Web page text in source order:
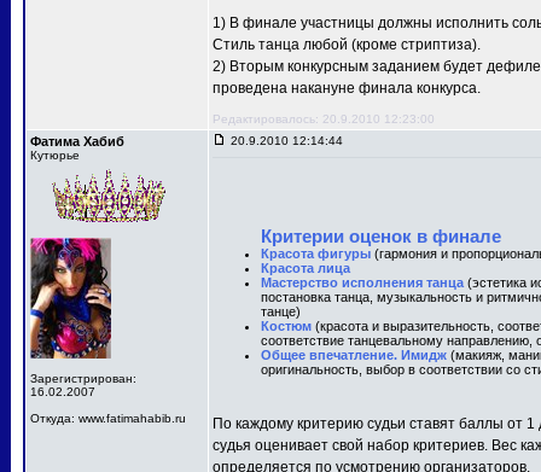
1) В финале участницы должны исполнить
Стиль танца любой (кроме стриптиза).
2) Вторым конкурсным заданием будет
проведена накануне финала конкурса.
Редактировалось: 20.9.2010 12:23:00
Фатима Хабиб
Кутюрье
Зарегистрирован:
16.02.2007
Откуда: www.fatimahabib.ru
20.9.2010 12:14:44
Критерии оценок в финале
Красота фигуры (гармония и
Красота лица
Мастерство исполнения танца (эстетика
постановка танца, музыкальность и
танце)
Костюм (красота и выразительность,
соответствие танцевальному направлению,
Общее впечатление. Имидж (макияж,
оригинальность, выбор в соответствии со
По каждому критерию судьи ставят баллы от
судья оценивает свой набор критериев. Вес
определяется по усмотрению организаторов.